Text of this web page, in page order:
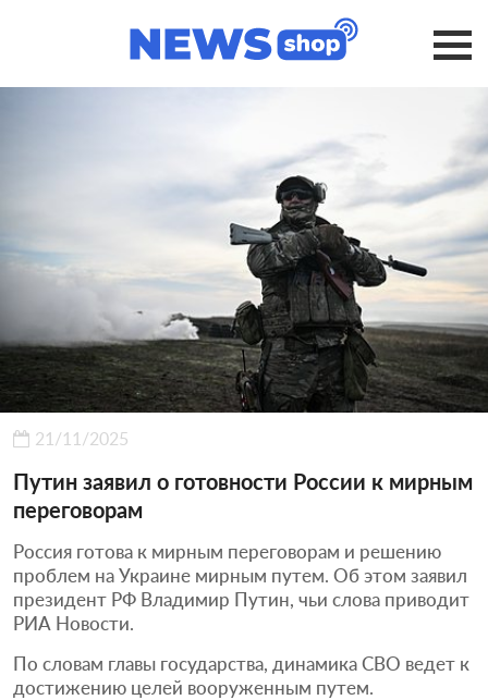
21/11/2025
Путин заявил о готовности России к мирным
переговорам
Россия готова к мирным переговорам и решению
проблем на Украине мирным путем. Об этом заявил
президент РФ Владимир Путин, чьи слова приводит
РИА Новости.
По словам главы государства, динамика СВО ведет к
достижению целей вооруженным путем.